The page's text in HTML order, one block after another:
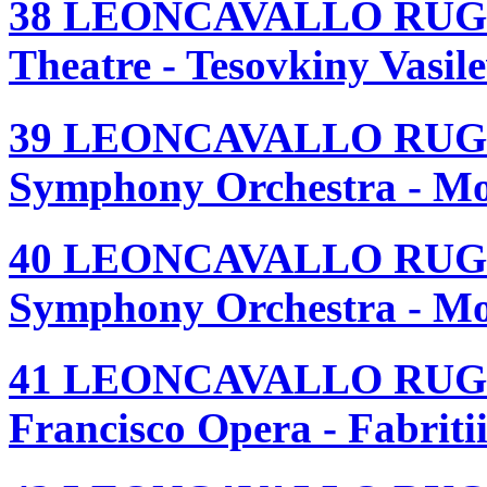
38 LEONCAVALLO
Theatre - Tesovkiny
39 LEONCAVALLO
Symphony Orchestra -
40 LEONCAVALLO
Symphony Orchestra -
41 LEONCAVALLO
Francisco Opera -